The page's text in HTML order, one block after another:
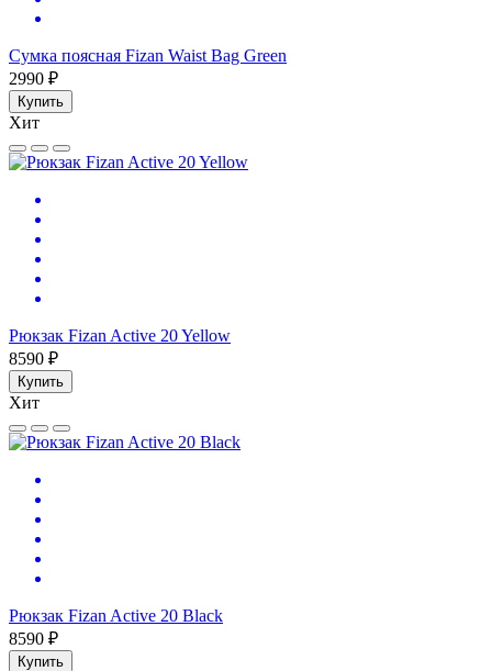
Сумка поясная Fizan Waist Bag Green
2990 ₽
Купить
Хит
Рюкзак Fizan Active 20 Yellow
8590 ₽
Купить
Хит
Рюкзак Fizan Active 20 Black
8590 ₽
Купить